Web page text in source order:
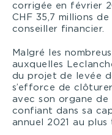
corrigée en février
CHF 35,7 millions
conseiller financier.
Malgré les
auxquelles
du projet de levée
s’efforce de
avec son organe de
confiant dans sa
annuel 2021 au plus